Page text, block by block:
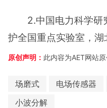
2.中国电力科学研
护全国重点实验室，湖
原创声明： 此内容为AET网站
场磨式 电场传感器
小波分解